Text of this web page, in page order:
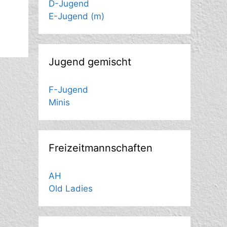
D-Jugend
E-Jugend (m)
Jugend gemischt
F-Jugend
Minis
Freizeitmannschaften
AH
Old Ladies